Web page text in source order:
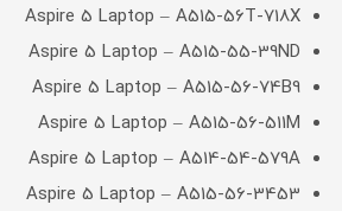
Aspire 5 Laptop – A515-56T-718X
Aspire 5 Laptop – A515-55-39ND
Aspire 5 Laptop – A515-56-74B9
Aspire 5 Laptop – A515-56-511M
Aspire 5 Laptop – A514-54-579A
Aspire 5 Laptop – A515-56-3453